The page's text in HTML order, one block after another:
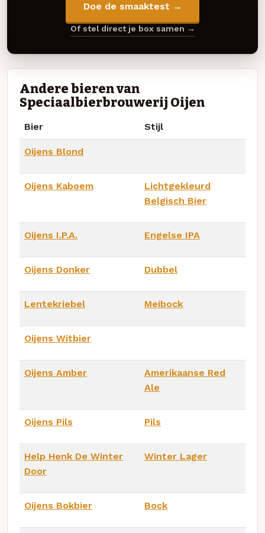
Doe de smaaktest →
Of stel direct je box samen →
Andere bieren van
Speciaalbierbrouwerij Oijen
Bier Stijl
Oijens Blond
Oijens Kaboem
Lichtgekleurd
Belgisch Bier
Oijens I.P.A. Engelse IPA
Oijens Donker Dubbel
Lentekriebel Meibock
Oijens Witbier
Oijens Amber
Amerikaanse Red
Ale
Oijens Pils Pils
Help Henk De Winter
Door
Winter Lager
Oijens Bokbier Bock